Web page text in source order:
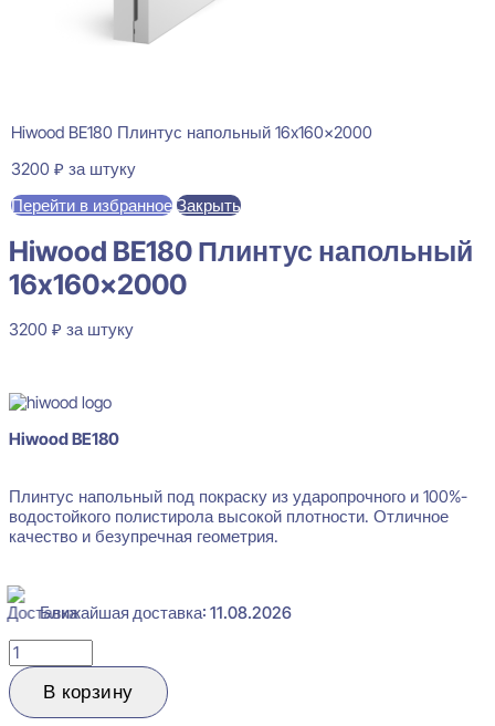
Hiwood BE180 Плинтус напольный 16x160x2000
3200 ₽ за штуку
Перейти в избранное Закрыть
Hiwood BE180 Плинтус напольный
16x160x2000
3200 ₽ за штуку
Hiwood BE180
Плинтус напольный под покраску из ударопрочного и 100%-
водостойкого полистирола высокой плотности. Отличное
качество и безупречная геометрия.
Ближайшая доставка: 11.08.2026
Количество
товара
Hiwood
BE180
В корзину